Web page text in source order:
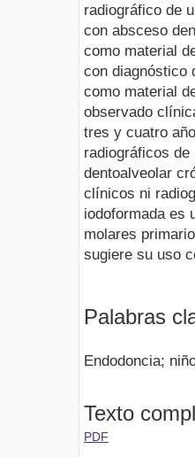
radiográfico de
con absceso
como material
con diagnóstico
como material
observado
tres y cuatro
radiográficos
dentoalveolar
clínicos ni
iodoformada es
molares
sugiere su uso
Palabras
Endodoncia;
Texto
PDF